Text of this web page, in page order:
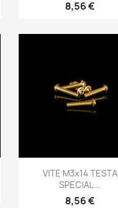
Prezzo
8,56 €
 Anteprima
VITE M3x14 TESTA
SPECIAL...
Prezzo
8,56 €